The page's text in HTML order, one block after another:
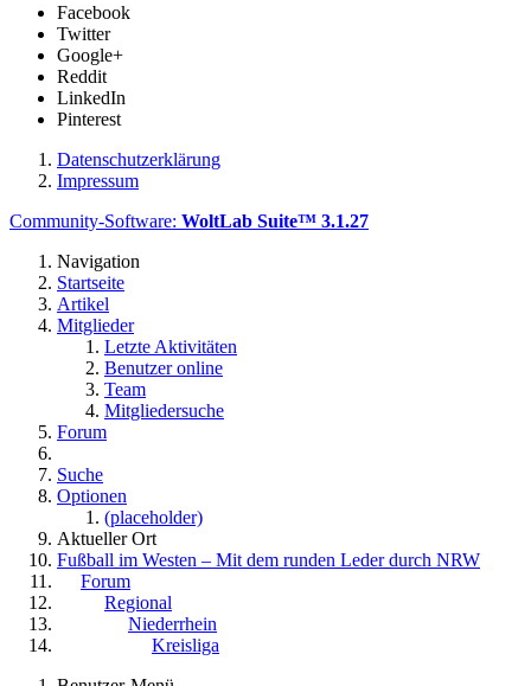
Facebook
Twitter
Google+
Reddit
LinkedIn
Pinterest
Datenschutzerklärung
Impressum
Community-Software: WoltLab Suite™ 3.1.27
Navigation
Startseite
Artikel
Mitglieder
Letzte Aktivitäten
Benutzer online
Team
Mitgliedersuche
Forum
Suche
Optionen
(placeholder)
Aktueller Ort
Fußball im Westen – Mit dem runden Leder durch NRW
Forum
Regional
Niederrhein
Kreisliga